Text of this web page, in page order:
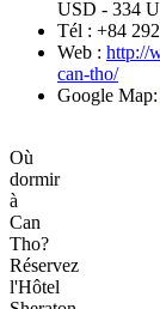
USD - 334
Tél : +84
Web : http://
can-tho/
Google Map:
Où
dormir
à
Can
Tho?
Réservez
l'Hôtel